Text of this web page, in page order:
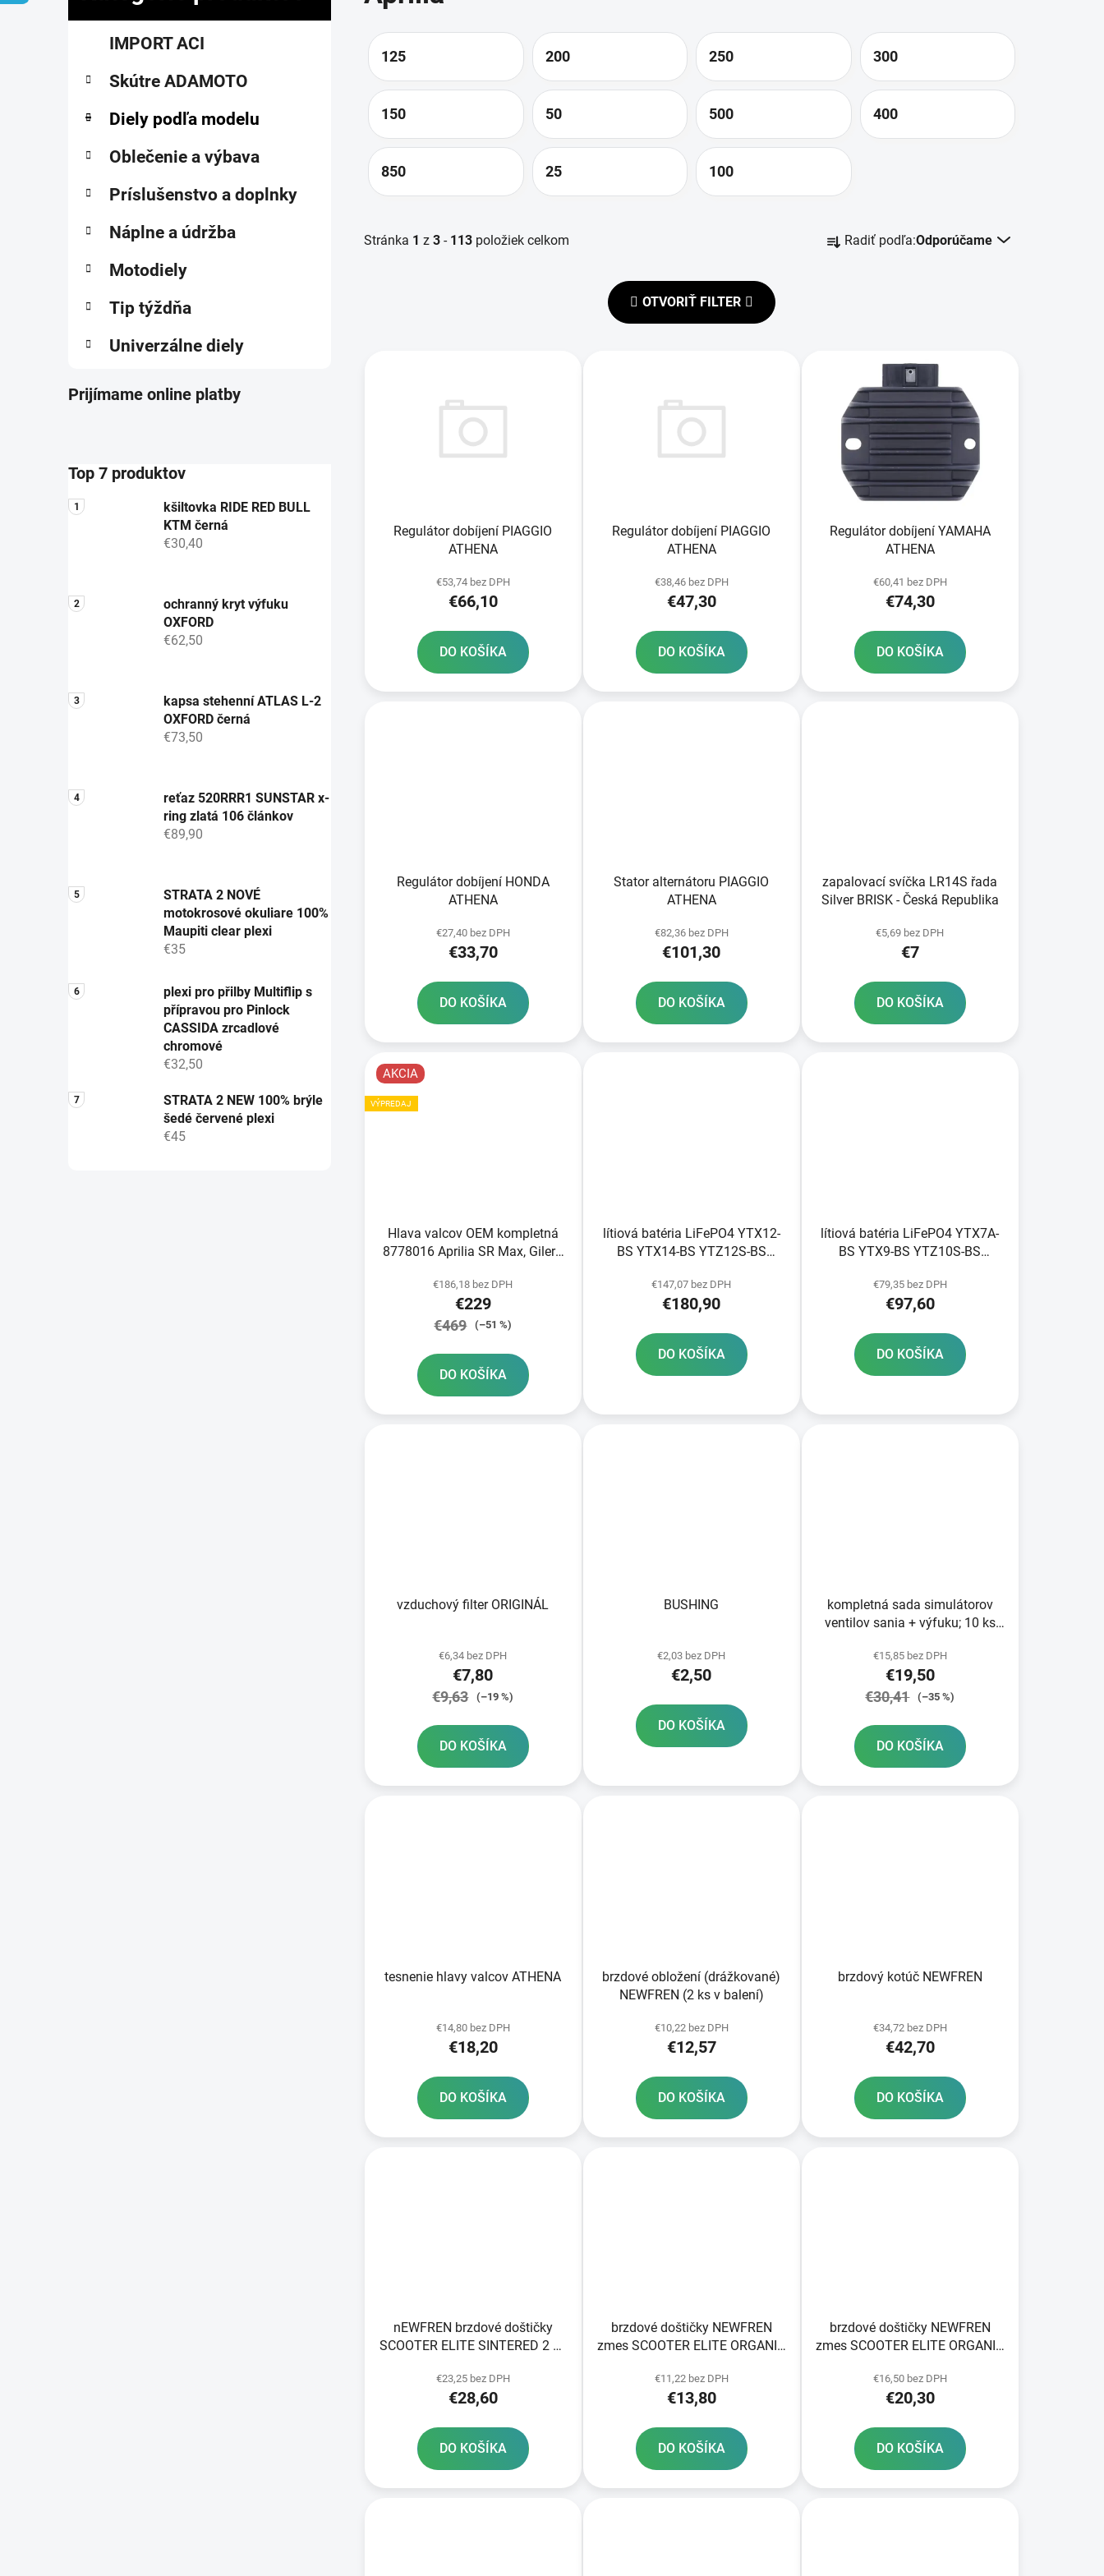
č
kategórieIMPORT ACI
Skútre ADAMOTO
Diely podľa modelu
Oblečenie a výbava
Príslušenstvo a doplnky
Náplne a údržba
Motodiely
Tip týždňa
Univerzálne diely
Prijímame online platby
Top 7 produktov
kšiltovka RIDE RED BULL
KTM černá
€30,40
ochranný kryt výfuku
OXFORD
€62,50
kapsa stehenní ATLAS L-2
OXFORD černá
€73,50
reťaz 520RRR1 SUNSTAR x-
ring zlatá 106 článkov
€89,90
STRATA 2 NOVÉ
motokrosové okuliare 100%
Maupiti clear plexi
€35
plexi pro přilby Multiflip s
přípravou pro Pinlock
CASSIDA zrcadlové
chromové
€32,50
STRATA 2 NEW 100% brýle
šedé červené plexi
€45
125 200 250 300
150 50 500 400
850 25 100
Stránka 1 z 3 - 113 položiek celkom
a
o
Radiť podľa:Odporúčame
OTVORIŤ FILTER
Regulátor dobíjení PIAGGIO
ATHENA
€53,74 bez DPH
€66,10
DO KOŠÍKA
Regulátor dobíjení PIAGGIO
ATHENA
€38,46 bez DPH
€47,30
DO KOŠÍKA
Regulátor dobíjení YAMAHA
ATHENA
€60,41 bez DPH
€74,30
DO KOŠÍKA
Regulátor dobíjení HONDA
ATHENA
€27,40 bez DPH
€33,70
DO KOŠÍKA
Stator alternátoru PIAGGIO
ATHENA
€82,36 bez DPH
€101,30
DO KOŠÍKA
zapalovací svíčka LR14S řada
Silver BRISK - Česká Republika
€5,69 bez DPH
€7
DO KOŠÍKA
AKCIA
VÝPREDAJ
Hlava valcov OEM kompletná
8778016 Aprilia SR Max, Gilera
€186,18 bez DPH
€229
€469 (–51 %)
DO KOŠÍKA
lítiová batéria LiFePO4 YTX12-
BS YTX14-BS YTZ12S-BS
480A hmotnosť 1 20 kg
150x87x93
€147,07 bez DPH
€180,90
DO KOŠÍKA
lítiová batéria LiFePO4 YTX7A-
BS YTX9-BS YTZ10S-BS
hmotnosť 0 65 kg 150x87x93
€79,35 bez DPH
€97,60
DO KOŠÍKA
vzduchový filter ORIGINÁL
€6,34 bez DPH
€7,80
€9,63 (–19 %)
DO KOŠÍKA
BUSHING
€2,03 bez DPH
€2,50
DO KOŠÍKA
kompletná sada simulátorov
ventilov sania + výfuku; 10 ks
€15,85 bez DPH
€19,50
€30,41 (–35 %)
DO KOŠÍKA
tesnenie hlavy valcov ATHENA
€14,80 bez DPH
€18,20
DO KOŠÍKA
brzdové obložení (drážkované)
NEWFREN (2 ks v balení)
€10,22 bez DPH
€12,57
DO KOŠÍKA
brzdový kotúč NEWFREN
€34,72 bez DPH
€42,70
DO KOŠÍKA
nEWFREN brzdové doštičky
SCOOTER ELITE SINTERED 2 ks
€23,25 bez DPH
€28,60
DO KOŠÍKA
brzdové doštičky NEWFREN
zmes SCOOTER ELITE ORGANIC
€11,22 bez DPH
€13,80
DO KOŠÍKA
brzdové doštičky NEWFREN
zmes SCOOTER ELITE ORGANIC
€16,50 bez DPH
€20,30
DO KOŠÍKA